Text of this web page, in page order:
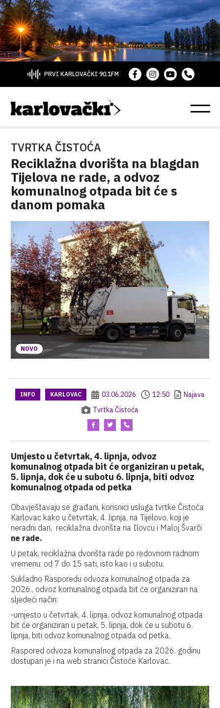
PRVI KARLOVAČKI 90.1FM
TVRTKA ČISTOĆA
Reciklažna dvorišta na blagdan
Tijelova ne rade, a odvoz
komunalnog otpada bit će s
danom pomaka
NOVO
INFO KARLOVAC 03.06.2026 12:50
Najava
Tvrtka Čistoća
Umjesto u četvrtak, 4. lipnja, odvoz
komunalnog otpada bit će organiziran u petak,
5. lipnja, dok će u subotu 6. lipnja, biti odvoz
komunalnog otpada od petka
Obavještavaju se građani, korisnici usluga tvrtke Čistoća
Karlovac kako u četvrtak, 4. lipnja, na Tijelovo, koji je
neradni dan, reciklažna dvorišta na Ilovcu i Maloj Švarči
ne rade.
U petak, reciklažna dvorišta rade po redovnom radnom
vremenu: od 7 do 15 sati, isto kao i u subotu.
Sukladno Rasporedu odvoza komunalnog otpada za
2026., odvoz komunalnog otpada bit će organiziran na
sljedeći način:
-umjesto u četvrtak, 4. lipnja, odvoz komunalnog otpada
bit će organiziran u petak, 5. lipnja, dok će u subotu 6.
lipnja, biti odvoz komunalnog otpada od petka.
Raspored odvoza komunalnog otpada za 2026. godinu
dostupan je i na web stranici Čistoće Karlovac.